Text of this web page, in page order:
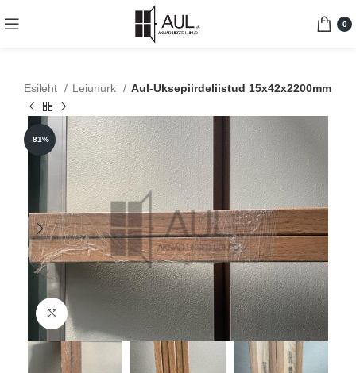
0
Esileht Leiunurk Aul-Uksepiirdeliistud 15x42x2200mm
-81%
Suurenda